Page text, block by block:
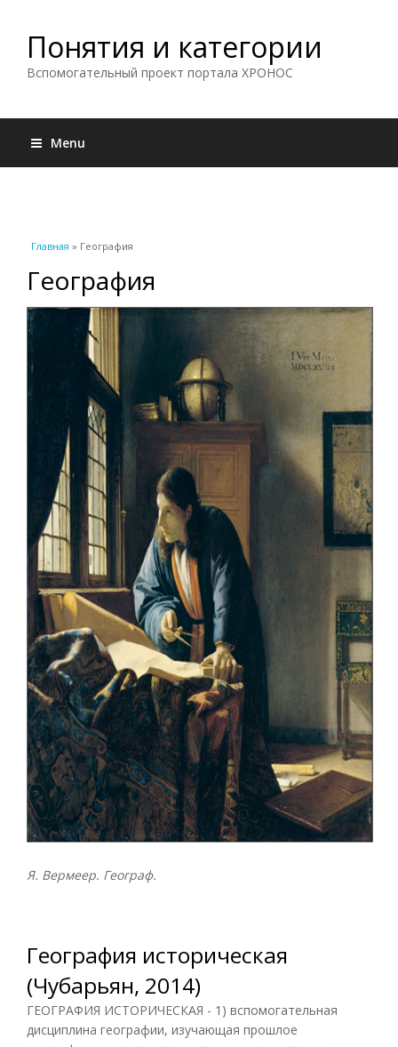
Понятия и категории
Вспомогательный проект портала ХРОНОС
Menu
Вы здесь
Главная » География
География
Я. Вермеер. Географ.
География историческая
(Чубарьян, 2014)
ГЕОГРАФИЯ ИСТОРИЧЕСКАЯ - 1) вспомогательная
дисциплина географии, изучающая прошлое